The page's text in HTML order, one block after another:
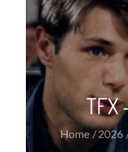
TFX
Home 2026